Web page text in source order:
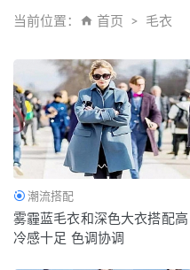
当前位置： 首页 毛衣
潮流搭配
雾霾蓝毛衣和深色大衣搭配高
冷感十足 色调协调
李宁韦德之道 9 无限全新“
19
「小情人节」Dunk Low
值太诱人了！ 2022-03-10
狂野丛林配色！全新「小
2022-06-08
微信零钱截图一键生成工